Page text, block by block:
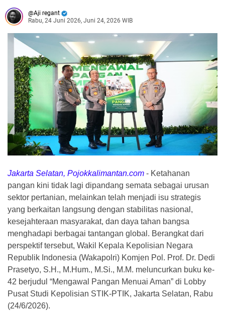
Aji regant
Rabu, 24 Juni 2026, Juni 24, 2026 WIB
Jakarta Selatan, Pojokkalimantan.com - Ketahanan
pangan kini tidak lagi dipandang semata sebagai urusan
sektor pertanian, melainkan telah menjadi isu strategis
yang berkaitan langsung dengan stabilitas nasional,
kesejahteraan masyarakat, dan daya tahan bangsa
menghadapi berbagai tantangan global. Berangkat dari
perspektif tersebut, Wakil Kepala Kepolisian Negara
Republik Indonesia (Wakapolri) Komjen Pol. Prof. Dr. Dedi
Prasetyo, S.H., M.Hum., M.Si., M.M. meluncurkan buku ke-
42 berjudul “Mengawal Pangan Menuai Aman” di Lobby
Pusat Studi Kepolisian STIK-PTIK, Jakarta Selatan, Rabu
(24/6/2026).